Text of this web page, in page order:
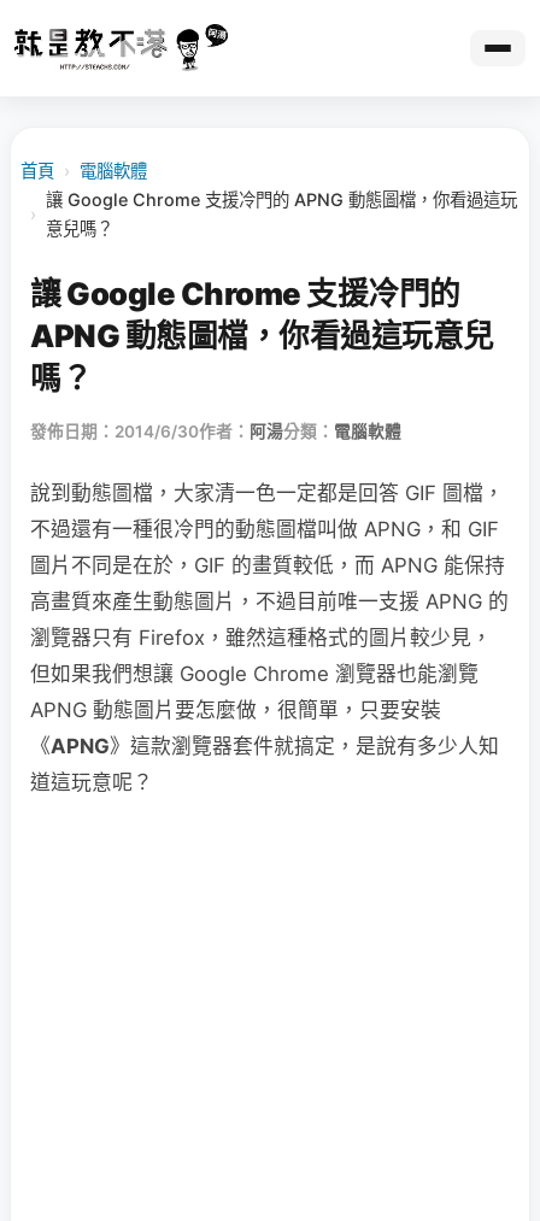
首頁 › 電腦軟體
›
讓 Google Chrome 支援冷門的 APNG 動態圖檔，你看過這玩
意兒嗎？
讓 Google Chrome 支援冷門的
APNG 動態圖檔，你看過這玩意兒
嗎？
發佈日期：2014/6/30作者： 阿湯分類： 電腦軟體
說到動態圖檔，大家清一色一定都是回答 GIF 圖檔，
不過還有一種很冷門的動態圖檔叫做 APNG，和 GIF
圖片不同是在於，GIF 的畫質較低，而 APNG 能保持
高畫質來產生動態圖片，不過目前唯一支援 APNG 的
瀏覽器只有 Firefox，雖然這種格式的圖片較少見，
但如果我們想讓 Google Chrome 瀏覽器也能瀏覽
APNG 動態圖片要怎麼做，很簡單，只要安裝
《APNG》這款瀏覽器套件就搞定，是說有多少人知
道這玩意呢？